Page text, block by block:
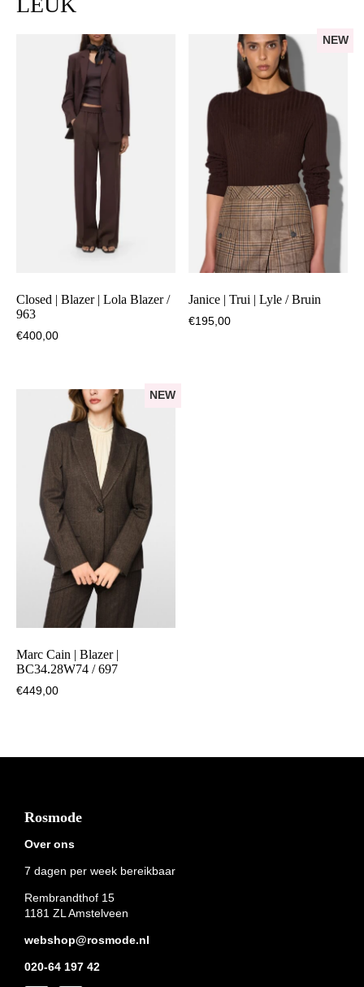
Closed | Blazer | Lola Blazer /
963
€400,00
NEW
Janice | Trui | Lyle / Bruin
€195,00
NEW
Marc Cain | Blazer |
BC34.28W74 / 697
€449,00
Footer
Rosmode
Over ons
7 dagen per week bereikbaar
Rembrandthof 15
1181 ZL Amstelveen
webshop@rosmode.nl
020-64 197 42